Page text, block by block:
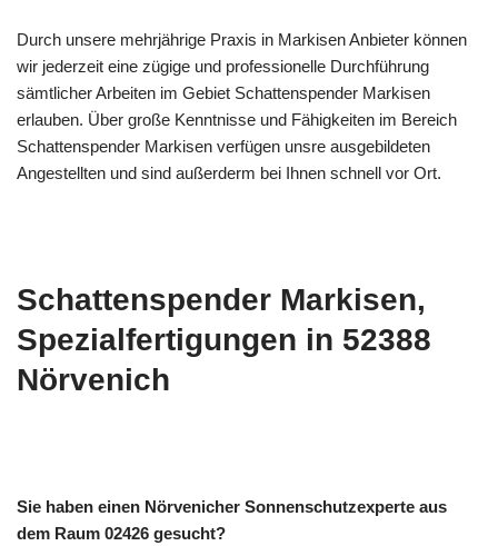
Durch unsere mehrjährige Praxis in Markisen Anbieter können
wir jederzeit eine zügige und professionelle Durchführung
sämtlicher Arbeiten im Gebiet Schattenspender Markisen
erlauben. Über große Kenntnisse und Fähigkeiten im Bereich
Schattenspender Markisen verfügen unsre ausgebildeten
Angestellten und sind außerderm bei Ihnen schnell vor Ort.
Schattenspender Markisen,
Spezialfertigungen in 52388
Nörvenich
Sie haben einen Nörvenicher Sonnenschutzexperte aus
dem Raum 02426 gesucht?